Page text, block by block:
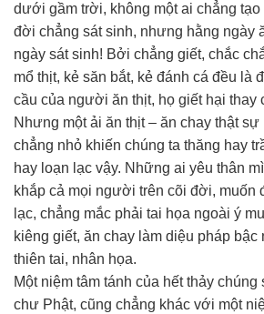
dưới gầm trời, không một ai chẳng tạo
đời chẳng sát sinh, nhưng hằng ngày
ngày sát sinh! Bởi chẳng giết, chắc
mổ thịt, kẻ săn bắt, kẻ đánh cá đều là
cầu của người ăn thịt, họ giết hại thay
Nhưng một ải ăn thịt – ăn chay thật
chẳng nhỏ khiến chúng ta thăng hay
hay loạn lạc vậy. Những ai yêu thân
khắp cả mọi người trên cõi đời, muốn
lạc, chẳng mắc phải tai họa ngoài ý
kiêng giết, ăn chay làm diệu pháp bậc
thiên tai, nhân họa.
Một niệm tâm tánh của hết thảy
chư Phật, cũng chẳng khác với một